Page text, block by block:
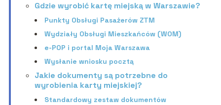
Gdzie wyrobić kartę miejską w Warszawie?
Punkty Obsługi Pasażerów ZTM
Wydziały Obsługi Mieszkańców (WOM)
e-POP i portal Moja Warszawa
Wysłanie wniosku pocztą
Jakie dokumenty są potrzebne do
wyrobienia karty miejskiej?
Standardowy zestaw dokumentów